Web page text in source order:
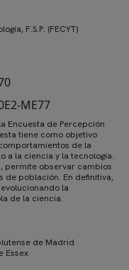
F.S.P. (FECYT)
ME77
Encuesta de Percepción
tiene como objetivo
de la
a la ciencia y la tecnología.
permite observar cambios
de población. En definitiva,
la
de la ciencia.
de Madrid
Essex